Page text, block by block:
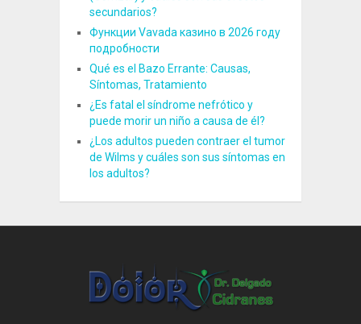
secundarios?
Функции Vavada казино в 2026 году
подробности
Qué es el Bazo Errante: Causas,
Síntomas, Tratamiento
¿Es fatal el síndrome nefrótico y
puede morir un niño a causa de él?
¿Los adultos pueden contraer el tumor
de Wilms y cuáles son sus síntomas en
los adultos?